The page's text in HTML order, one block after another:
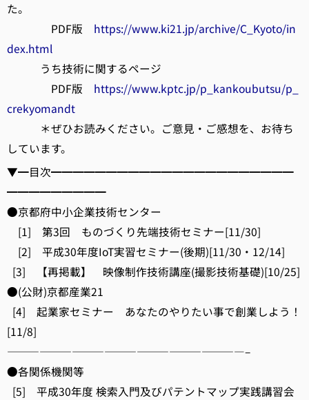
た。
PDF版 https://www.ki21.jp/archive/C_Kyoto/in
dex.html
うち技術に関するページ
PDF版 https://www.kptc.jp/p_kankoubutsu/p_
crekyomandt
＊ぜひお読みください。ご意見・ご感想を、お待ち
しています。
▼━目次━━━━━━━━━━━━━━━━━━━━━━
━━━━━━━━━
●京都府中小企業技術センター
[1] 第3回 ものづくり先端技術セミナー[11/30]
[2] 平成30年度IoT実習セミナー(後期)[11/30・12/14]
[3] 【再掲載】 映像制作技術講座(撮影技術基礎)[10/25]
●(公財)京都産業21
[4] 起業家セミナー あなたのやりたい事で創業しよう！
[11/8]
——————————————————————–
●各関係機関等
[5] 平成30年度 検索入門及びパテントマップ実践講習会